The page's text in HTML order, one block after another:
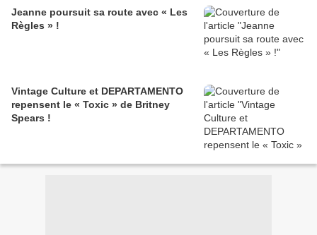
Jeanne poursuit sa route avec « Les
Règles » !
Vintage Culture et DEPARTAMENTO
repensent le « Toxic » de Britney
Spears !